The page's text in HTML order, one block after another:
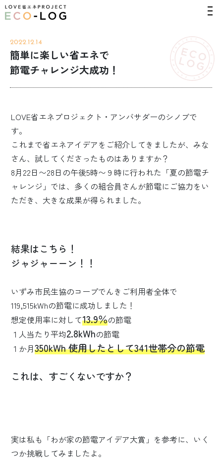
2022.12.14
簡単に楽しい省エネで
節電チャレンジ大成功！
LOVE省エネプロジェクト・アンバサダーのシノブで
す。
これまで省エネアイデアをご紹介してきましたが、 みな
さん、試してくださったものはありますか？
8月22日〜28日の午後5時〜９時に行われた「夏の節電チ
ャレンジ」では、 多くの組合員さんが節電にご協力をい
ただき、 大きな成果が得られました。
結果はこちら！
ジャジャーーン！！
いずみ市民生協のコープでんきご利用者全体で
119,515kWhの節電に成功しました！
想定使用率に対して13.9％の節電
１人当たり平均2.8kWhの節電
１か月350kWh 使用したとして341世帯分の節電
これは、すごくないですか？
実は私も「わが家の節電アイデア大賞」を参考に、 いく
つか挑戦してみましたよ。